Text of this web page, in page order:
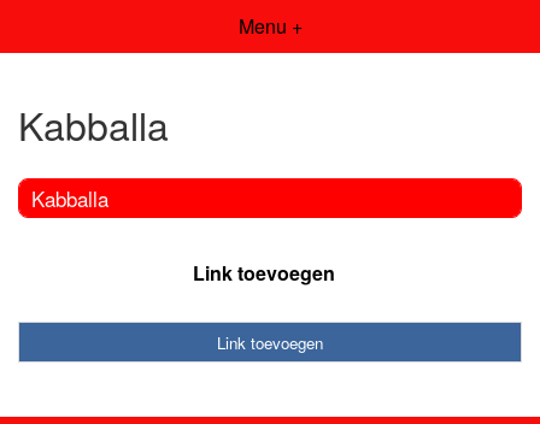
Menu +
Kabballa
Kabballa
Link toevoegen
Link toevoegen